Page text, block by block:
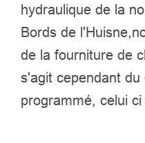
hydraulique de la
Bords de
de la fourniture de
s'agit cependant
programmé, celui